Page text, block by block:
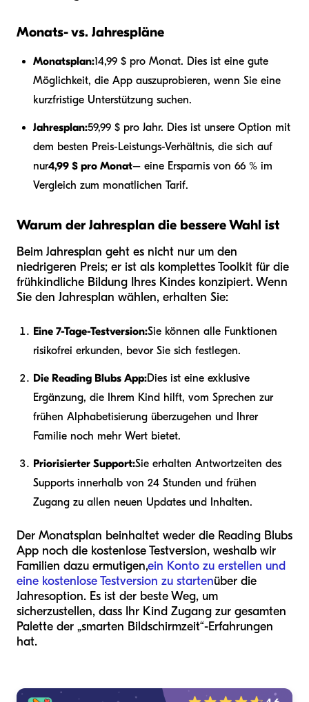
Monats- vs. Jahrespläne
Monatsplan:14,99 $ pro Monat. Dies ist eine gute
Möglichkeit, die App auszuprobieren, wenn Sie eine
kurzfristige Unterstützung suchen.
Jahresplan:59,99 $ pro Jahr. Dies ist unsere Option mit
dem besten Preis-Leistungs-Verhältnis, die sich auf
nur4,99 $ pro Monat– eine Ersparnis von 66 % im
Vergleich zum monatlichen Tarif.
Warum der Jahresplan die bessere Wahl ist
Beim Jahresplan geht es nicht nur um den
niedrigeren Preis; er ist als komplettes Toolkit für die
frühkindliche Bildung Ihres Kindes konzipiert. Wenn
Sie den Jahresplan wählen, erhalten Sie:
Eine 7-Tage-Testversion:Sie können alle Funktionen
risikofrei erkunden, bevor Sie sich festlegen.
Die Reading Blubs App:Dies ist eine exklusive
Ergänzung, die Ihrem Kind hilft, vom Sprechen zur
frühen Alphabetisierung überzugehen und Ihrer
Familie noch mehr Wert bietet.
Priorisierter Support:Sie erhalten Antwortzeiten des
Supports innerhalb von 24 Stunden und frühen
Zugang zu allen neuen Updates und Inhalten.
Der Monatsplan beinhaltet weder die Reading Blubs
App noch die kostenlose Testversion, weshalb wir
Familien dazu ermutigen,ein Konto zu erstellen und
eine kostenlose Testversion zu startenüber die
Jahresoption. Es ist der beste Weg, um
sicherzustellen, dass Ihr Kind Zugang zur gesamten
Palette der „smarten Bildschirmzeit“-Erfahrungen
hat.